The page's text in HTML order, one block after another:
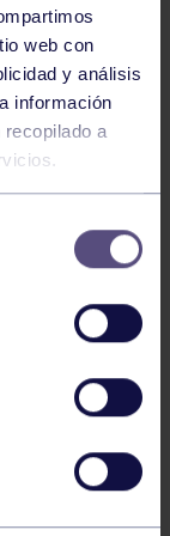
web con
y análisis
información
a